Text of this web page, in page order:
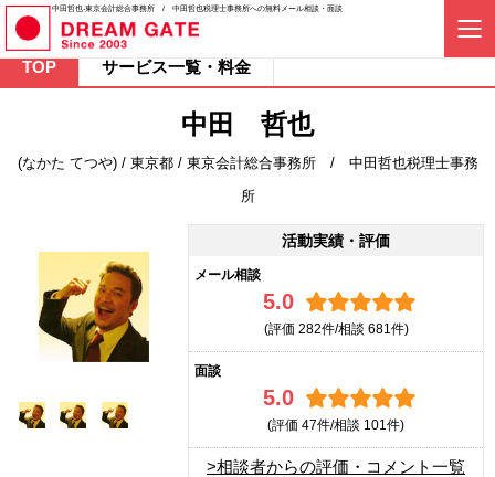
中田哲也-東京会計総合事務所 / 中田哲也税理士事務所への無料メール相談・面談
TOP サービス一覧・料金
中田 哲也
(なかた てつや) / 東京都 / 東京会計総合事務所 / 中田哲也税理士事務
所
活動実績・評価
メール相談
5.0
(評価 282件/相談 681件)
面談
5.0
(評価 47件/相談 101件)
>相談者からの評価・コメント一覧